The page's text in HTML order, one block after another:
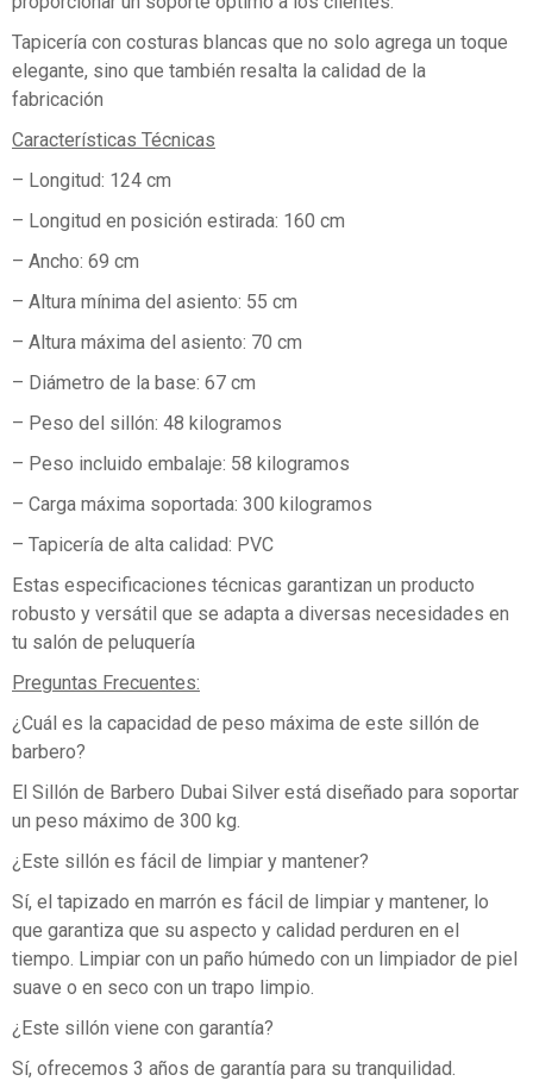
Tapicería con costuras blancas que no solo agrega un toque
elegante, sino que también resalta la calidad de la
fabricación
Características Técnicas
– Longitud: 124 cm
– Longitud en posición estirada: 160 cm
– Ancho: 69 cm
– Altura mínima del asiento: 55 cm
– Altura máxima del asiento: 70 cm
– Diámetro de la base: 67 cm
– Peso del sillón: 48 kilogramos
– Peso incluido embalaje: 58 kilogramos
– Carga máxima soportada: 300 kilogramos
– Tapicería de alta calidad: PVC
Estas especificaciones técnicas garantizan un producto
robusto y versátil que se adapta a diversas necesidades en
tu salón de peluquería
Preguntas Frecuentes:
¿Cuál es la capacidad de peso máxima de este sillón de
barbero?
El Sillón de Barbero Dubai Silver está diseñado para soportar
un peso máximo de 300 kg.
¿Este sillón es fácil de limpiar y mantener?
Sí, el tapizado en marrón es fácil de limpiar y mantener, lo
que garantiza que su aspecto y calidad perduren en el
tiempo. Limpiar con un paño húmedo con un limpiador de piel
suave o en seco con un trapo limpio.
¿Este sillón viene con garantía?
Sí, ofrecemos 3 años de garantía para su tranquilidad.